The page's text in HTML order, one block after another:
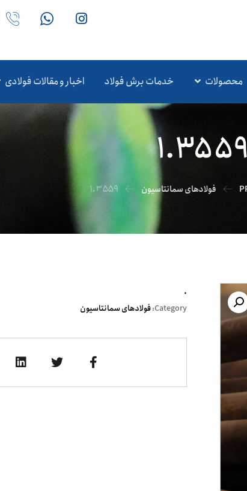
محصولات خدمات برش فولاد اخبار و مقالات فولادی
1.3559
فولادهای سمانتاسیون 1.3559
.
Category: فولادهای سمانتاسیون